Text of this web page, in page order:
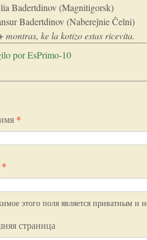
Badertdinov (Magnitigorsk)
Badertdinov (Nabereĵnie Ĉelni)
montras, ke la kotizo estas ricevita.
por EsPrimo-10
*
*
этого поля является приватным и
страница